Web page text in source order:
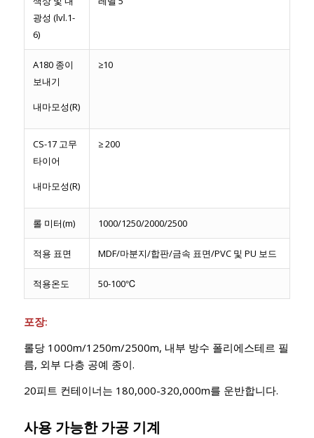
광성 (lvl.1-
6)
A180 종이
보내기
내마모성(R)
≥10
CS-17 고무
타이어
내마모성(R)
≥ 200
롤 미터(m) 1000/1250/2000/2500
적용 표면 MDF/마분지/합판/금속 표면/PVC 및 PU 보드
적용온도 50-100℃
포장:
롤당 1000m/1250m/2500m, 내부 방수 폴리에스테르 필
름, 외부 다층 공예 종이.
20피트 컨테이너는 180,000-320,000m를 운반합니다.
사용 가능한 가공 기계